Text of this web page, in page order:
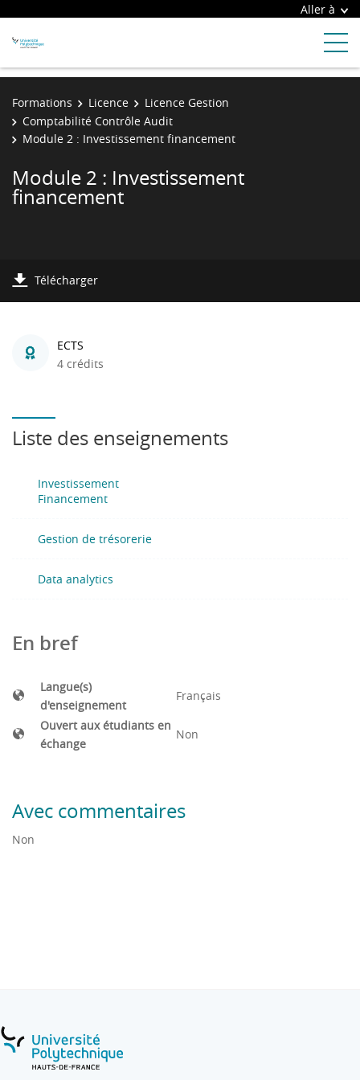
Aller à
Formations Licence
Licence Gestion
Comptabilité Contrôle Audit
Module 2 : Investissement financement
Module 2 : Investissement
financement
Télécharger
ECTS
4 crédits
Liste des enseignements
Investissement
Financement
Gestion de trésorerie
Data analytics
En bref
Langue(s)
d'enseignement
Français
Ouvert aux étudiants en
échange
Non
Avec commentaires
Non